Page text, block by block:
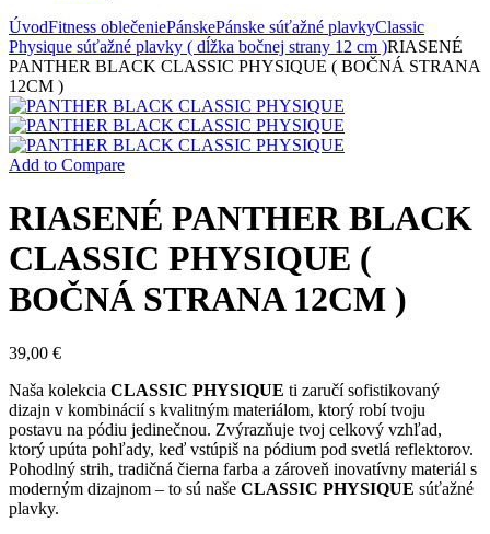
ÚvodFitness oblečeniePánskePánske súťažné plavkyClassic
Physique súťažné plavky ( dĺžka bočnej strany 12 cm )RIASENÉ
PANTHER BLACK CLASSIC PHYSIQUE ( BOČNÁ STRANA
12CM )
Add to Compare
RIASENÉ PANTHER BLACK
CLASSIC PHYSIQUE (
BOČNÁ STRANA 12CM )
39,00 €
Naša kolekcia CLASSIC PHYSIQUE ti zaručí sofistikovaný
dizajn v kombinácií s kvalitným materiálom, ktorý robí tvoju
postavu na pódiu jedinečnou. Zvýrazňuje tvoj celkový vzhľad,
ktorý upúta pohľady, keď vstúpiš na pódium pod svetlá reflektorov.
Pohodlný strih, tradičná čierna farba a zároveň inovatívny materiál s
moderným dizajnom – to sú naše CLASSIC PHYSIQUE súťažné
plavky.